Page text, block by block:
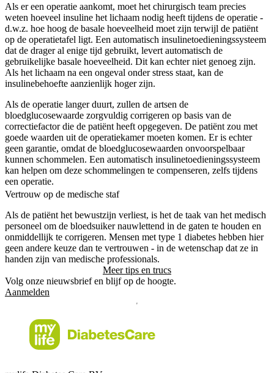
Als er een operatie aankomt, moet het chirurgisch team precies
weten hoeveel insuline het lichaam nodig heeft tijdens de operatie -
d.w.z. hoe hoog de basale hoeveelheid moet zijn terwijl de patiënt
op de operatietafel ligt. Een automatisch insulinetoedieningssysteem
dat de drager al enige tijd gebruikt, levert automatisch de
gebruikelijke basale hoeveelheid. Dit kan echter niet genoeg zijn.
Als het lichaam na een ongeval onder stress staat, kan de
insulinebehoefte aanzienlijk hoger zijn.
Als de operatie langer duurt, zullen de artsen de
bloedglucosewaarde zorgvuldig corrigeren op basis van de
correctiefactor die de patiënt heeft opgegeven. De patiënt zou met
goede waarden uit de operatiekamer moeten komen. Er is echter
geen garantie, omdat de bloedglucosewaarden onvoorspelbaar
kunnen schommelen. Een automatisch insulinetoedieningssysteem
kan helpen om deze schommelingen te compenseren, zelfs tijdens
een operatie.
Vertrouw op de medische staf
Als de patiënt het bewustzijn verliest, is het de taak van het medisch
personeel om de bloedsuiker nauwlettend in de gaten te houden en
onmiddellijk te corrigeren. Mensen met type 1 diabetes hebben hier
geen andere keuze dan te vertrouwen - in de wetenschap dat ze in
handen zijn van medische professionals.
Meer tips en trucs
Volg onze nieuwsbrief en blijf op de hoogte.
Aanmelden